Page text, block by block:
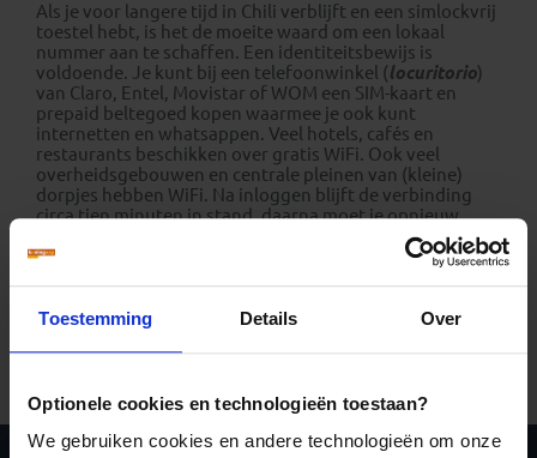
Toestemming Details Over
Optionele cookies en technologieën toestaan?
We gebruiken cookies en andere technologieën om onze
Als je voor langere tijd in Chili verblijft en een simlockvrij
toestel hebt, is het de moeite waard om een lokaal
nummer aan te schaffen. Een identiteitsbewijs is
voldoende. Je kunt bij een telefoonwinkel (locuritorio)
van Claro, Entel, Movistar of WOM een SIM-kaart en
prepaid beltegoed kopen waarmee je ook kunt
internetten en whatsappen. Veel hotels, cafés en
restaurants beschikken over gratis WiFi. Ook veel
overheidsgebouwen en centrale pleinen van (kleine)
dorpjes hebben WiFi. Na inloggen blijft de verbinding
circa tien minuten in stand, daarna moet je opnieuw
inloggen. Houd er rekening mee dat het internet over
het algemeen, en zeker buiten de grote steden, een stuk
toeristische plaatsen. Ook beschikken veel hotels, cafés